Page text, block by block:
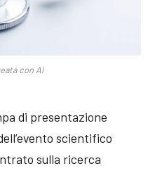
con AI
di presentazione
scientifico
sulla ricerca